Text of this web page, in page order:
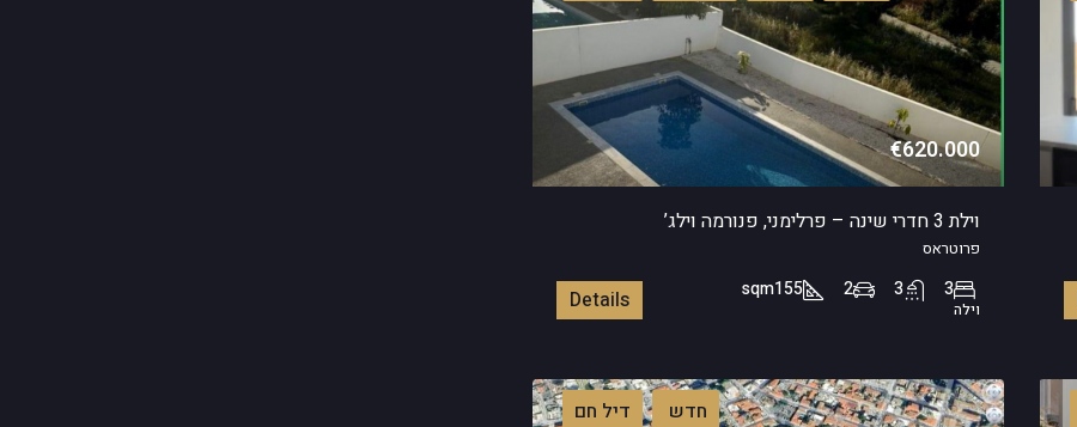
€620.000
וילת 3 חדרי שינה – פרלימני, פנורמה וילג’
פרוטראס
3
3
2
155
sqm
וילה Details
חדש דיל חם